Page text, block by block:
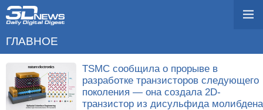
ГЛАВНОЕ
TSMC сообщила о прорыве в
разработке транзисторов следующего
поколения — она создала 2D-
транзистор из дисульфида молибдена